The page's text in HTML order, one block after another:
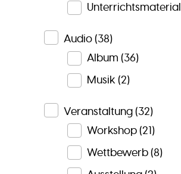
Unterrichtsmaterial
Audio(38)
Album (36)
Musik (2)
Veranstaltung(32)
Workshop (21)
Wettbewerb (8)